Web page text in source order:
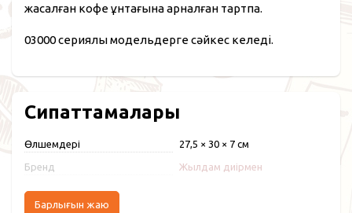
жасалған кофе ұнтағына арналған тартпа.
03000 сериялы модельдерге сәйкес келеді.
Сипаттамалары
Өлшемдері 27,5 × 30 × 7 см
Бренд Жылдам диірмен
Барлығын жаю